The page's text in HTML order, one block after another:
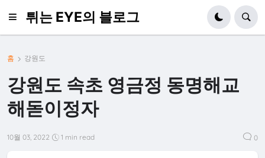
튀는 EYE의 블로그
홈 강원도
강원도 속초 영금정 동명해교
해돋이정자
10월 03, 2022 1 min read 0